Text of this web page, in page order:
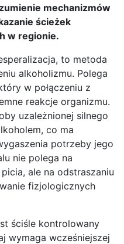
mechanizmów
ścieżek
w regionie.
to metoda
alkoholizmu. Polega
w połączeniu z
reakcje organizmu.
uzależnionej silnego
co ma
potrzeby jego
nie polega na
ale na odstraszaniu
fizjologicznych
ściśle kontrolowany
wymaga wcześniejszej